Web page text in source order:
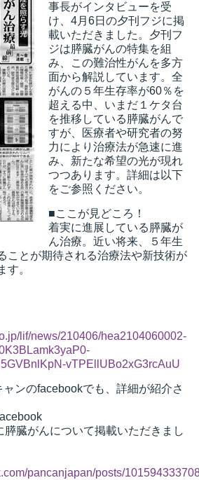
事長がインタビューを受
け、4月6日の夕刊フジに掲
載いただきました。夕刊フ
ジは膵臓がんの特集を組
み、この難治性がんを多方
面から解説しています。 全
がんの５年生存率が60％を
超える中、いまだ１ケタ台
を推移している膵臓がんで
すが、医療者や研究者の努
力により治療法が急速に進
み、新たな希望の光が現れ
つつあります。詳細は以下
をご参照ください。
■ここが見どころ！
着実に進展している膵臓が
ん治療。近い将来、５年生
ことが期待される治療法や新技術が
す。
lif/news/210406/hea2104060002-
vTPEllUBo2xG3rcAuU
ンのfacebookでも、詳細が紹介さ
臓がんについて掲載いただきまし
pancanjapan/posts/